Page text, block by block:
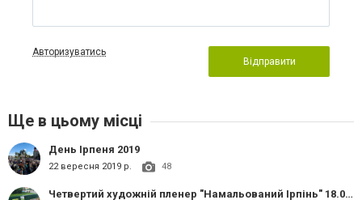
Авторизуватись
Відправити
Ще в цьому місці
День Ірпеня 2019
22 вересня 2019 р. 48
Четвертий художній пленер "Намальований Ірпінь" 18.05.2019